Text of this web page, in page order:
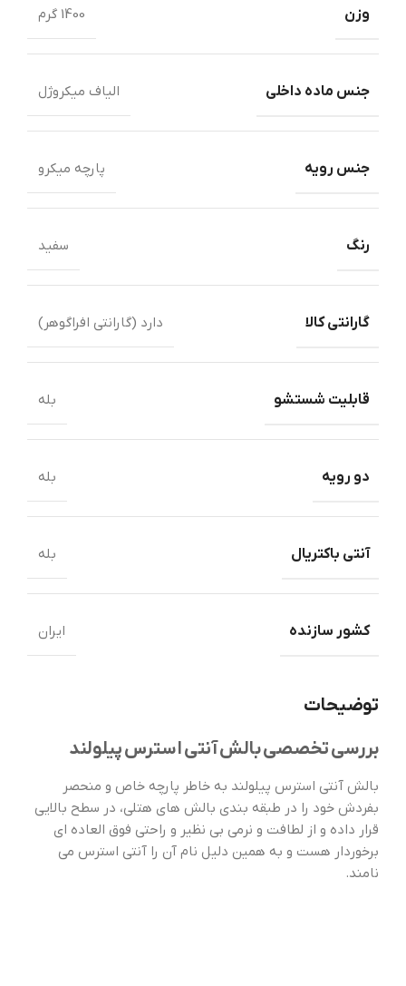
وزن 1400 گرم
جنس ماده داخلی الیاف میکروژل
جنس رویه پارچه میکرو
رنگ سفید
گارانتی کالا دارد (گارانتی افراگوهر)
قابلیت شستشو بله
دو رویه بله
آنتی باکتریال بله
کشور سازنده ایران
توضیحات
بررسی تخصصی بالش آنتی استرس پیلولند
بالش آنتی استرس پیلولند به خاطر پارچه خاص و منحصر
بفردش خود را در طبقه بندی بالش های هتلی، در سطح بالایی
قرار داده و از لطافت و نرمی بی نظیر و راحتی فوق العاده ای
برخوردار هست و به همین دلیل نام آن را آنتی استرس می
نامند.